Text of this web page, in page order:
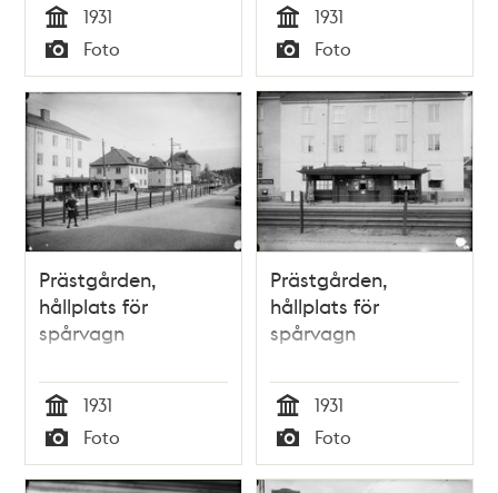
Tid
1931
Typ
Foto Tid
1931
Typ
Foto
Prästgården,
hållplats för
spårvagn
Tid
1931
Typ
Foto
Prästgården,
hållplats för
spårvagn
Tid
1931
Typ
Foto